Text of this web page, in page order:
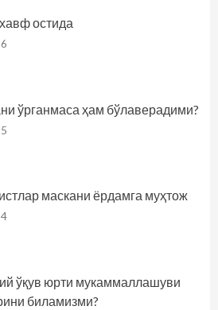
остида
ўрганмаса ҳам бўлаверадими?
маскани ёрдамга муҳтож
ўқув юрти мукаммаллашуви
биламизми?